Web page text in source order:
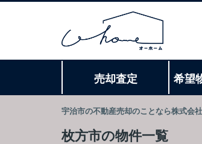
売却査定 希望
宇治市の不動産売却のことなら株式会
枚方市の物件一覧